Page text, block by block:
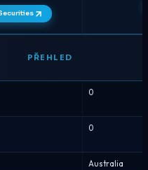
PŘEHLED
0
0
Australia